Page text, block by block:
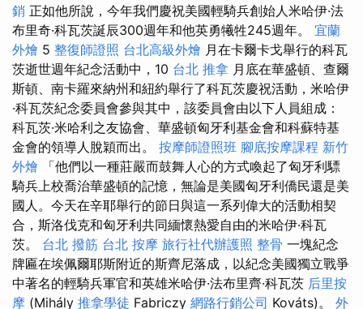
銷 正如他所說，今年我們慶祝美國輕騎兵創始人米哈伊·法
布里奇·科瓦茨誕辰300週年和他英勇犧牲245週年。 宜蘭
外燴 5 整復師證照 台北高級外燴 月在卡爾卡戈舉行的科瓦
茨逝世週年紀念活動中，10 台北 推拿 月底在華盛頓、查爾
斯頓、南卡羅來納州和紐約舉行了科瓦茨慶祝活動，米哈伊
·科瓦茨紀念委員會參與其中，該委員會由以下人員組成：
科瓦茨·米哈利之友協會、華盛頓匈牙利基金會和科蘇特基
金會的領導人脫穎而出。 按摩師證照班 腳底按摩課程 新竹
外燴 「他們以一種莊嚴而鼓舞人心的方式喚起了匈牙利驃
騎兵上校喬治華盛頓的記憶，無論是美國匈牙利僑民還是美
國人。今天在辛耶舉行的節日與這一系列偉大的活動相契
合，斯洛伐克和匈牙利共同緬懷熱愛自由的米哈伊·科瓦
茨。 台北 撥筋 台北 按摩 旅行社代辦護照 整骨 一塊紀念
牌匾在埃佩爾耶斯附近的斯齊尼落成，以紀念美國獨立戰爭
中著名的輕騎兵軍官和英雄米哈伊·法布里齊·科瓦茨 后里按
摩 (Mihály 推拿學徒 Fabriczy 網路行銷公司 Kováts)。 外